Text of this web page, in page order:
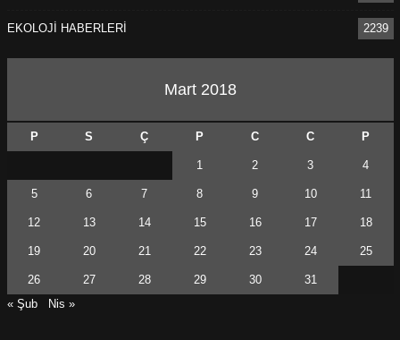
EKOLOJİ HABERLERİ 2239
Mart 2018
P S Ç P C C P
1 2 3 4
5 6 7 8 9 10 11
12 13 14 15 16 17 18
19 20 21 22 23 24 25
26 27 28 29 30
31
« Şub
Nis »